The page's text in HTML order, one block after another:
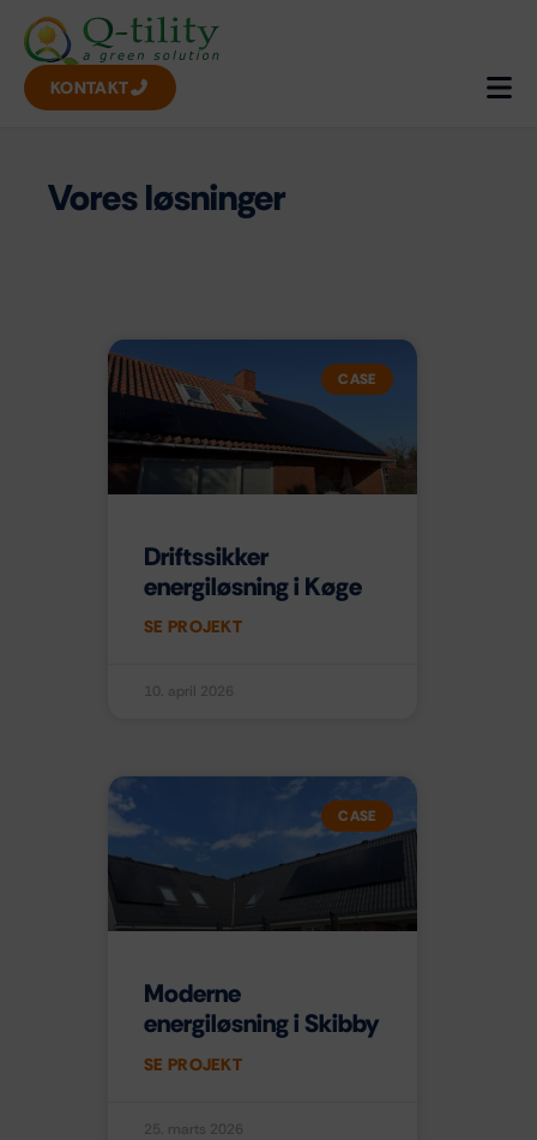
KONTAKT
Vores løsninger
CASE
Driftssikker
energiløsning i Køge
SE PROJEKT
10. april 2026
CASE
Moderne
energiløsning i Skibby
SE PROJEKT
25. marts 2026